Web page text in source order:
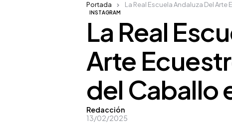
INSTAGRAM
La Real
Arte
del Caballo
Posted
by
Redacción
13/02/2025
Portada La Real Escuela Andaluza Del Arte